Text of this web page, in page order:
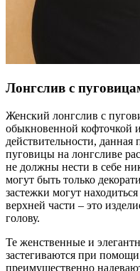
Лонгслив с
Женский лонгслив с
обыкновенной кофточкой
действительности, данная
пуговицы на лонгсливе
не должны нести в себе
могут быть только
застежки могут
верхней части – это
голову.
Те женственные и
застегиваются при
преимущественно